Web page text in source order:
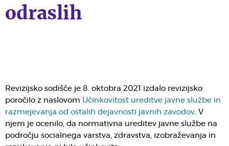
odraslih
Revizijsko sodišče je 8. oktobra 2021 izdalo revizijsko
poročilo z naslovom Učinkovitost ureditve javne službe in
razmejevanja od ostalih dejavnosti javnih zavodov. V
njem je ocenilo, da normativna ureditev javne službe na
področju socialnega varstva, zdravstva, izobraževanja in